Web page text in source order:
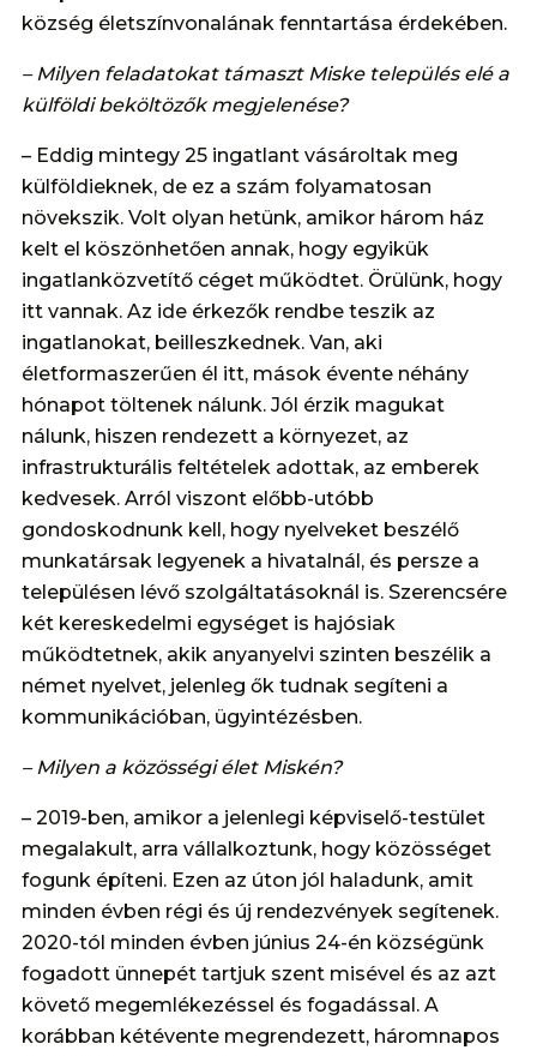
község életszínvonalának fenntartása érdekében.
– Milyen feladatokat támaszt Miske település elé a
külföldi beköltözők megjelenése?
– Eddig mintegy 25 ingatlant vásároltak meg
külföldieknek, de ez a szám folyamatosan
növekszik. Volt olyan hetünk, amikor három ház
kelt el köszönhetően annak, hogy egyikük
ingatlanközvetítő céget működtet. Örülünk, hogy
itt vannak. Az ide érkezők rendbe teszik az
ingatlanokat, beilleszkednek. Van, aki
életformaszerűen él itt, mások évente néhány
hónapot töltenek nálunk. Jól érzik magukat
nálunk, hiszen rendezett a környezet, az
infrastrukturális feltételek adottak, az emberek
kedvesek. Arról viszont előbb-utóbb
gondoskodnunk kell, hogy nyelveket beszélő
munkatársak legyenek a hivatalnál, és persze a
településen lévő szolgáltatásoknál is. Szerencsére
két kereskedelmi egységet is hajósiak
működtetnek, akik anyanyelvi szinten beszélik a
német nyelvet, jelenleg ők tudnak segíteni a
kommunikációban, ügyintézésben.
– Milyen a közösségi élet Miskén?
– 2019-ben, amikor a jelenlegi képviselő-testület
megalakult, arra vállalkoztunk, hogy közösséget
fogunk építeni. Ezen az úton jól haladunk, amit
minden évben régi és új rendezvények segítenek.
2020-tól minden évben június 24-én községünk
fogadott ünnepét tartjuk szent misével és az azt
követő megemlékezéssel és fogadással. A
korábban kétévente megrendezett, háromnapos